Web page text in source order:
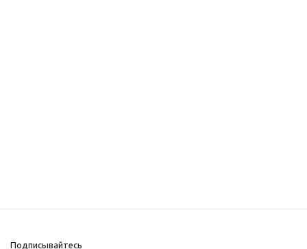
Подписывайтесь